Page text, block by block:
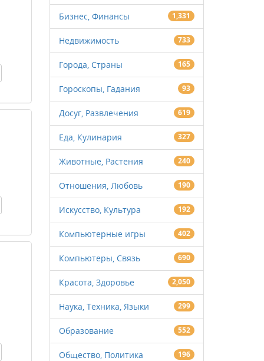
Бизнес, Финансы 1,331
Недвижимость 733
Города, Страны 165
Гороскопы, Гадания 93
Досуг, Развлечения 619
Еда, Кулинария 327
Животные, Растения 240
Отношения, Любовь 190
Искусство, Культура 192
Компьютерные игры 402
Компьютеры, Связь 690
Красота, Здоровье 2,050
Наука, Техника, Языки 299
Образование 552
Общество, Политика 196